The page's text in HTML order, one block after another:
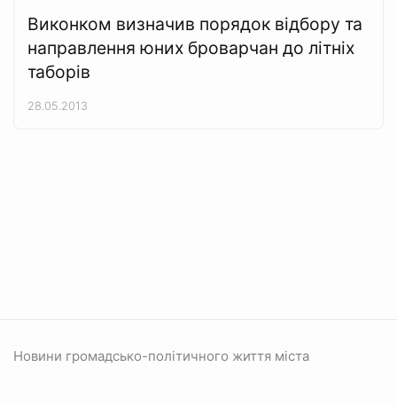
Виконком визначив порядок відбору та
направлення юних броварчан до літніх
таборів
28.05.2013
Новини громадсько-політичного життя міста